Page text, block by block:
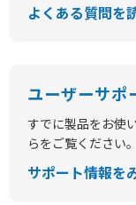
よくある質問を
ユーザーサポ
すでに製品をお使
らをご覧ください。
サポート情報を